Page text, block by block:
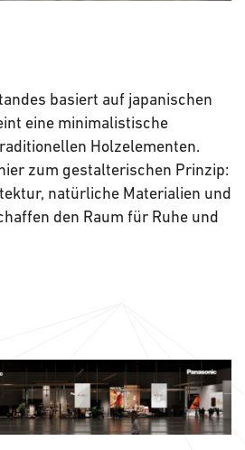
basiert auf japanischen
eine minimalistische
Holzelementen.
zum gestalterischen Prinzip:
natürliche Materialien und
den Raum für Ruhe und